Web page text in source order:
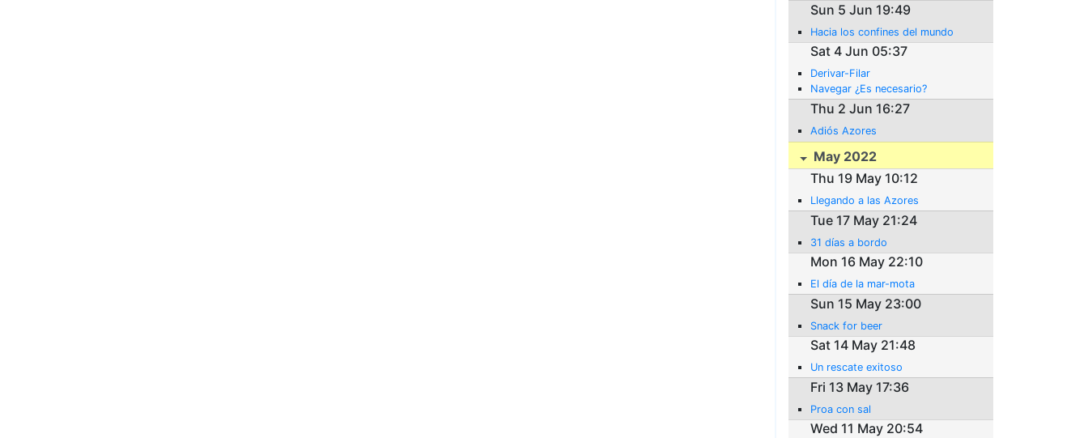
Sun 5 Jun 19:49
Hacia los confines del mundo
Sat 4 Jun 05:37
Derivar-Filar
Navegar ¿Es necesario?
Thu 2 Jun 16:27
Adiós Azores
May 2022
Thu 19 May 10:12
Llegando a las Azores
Tue 17 May 21:24
31 días a bordo
Mon 16 May 22:10
El día de la mar-mota
Sun 15 May 23:00
Snack for beer
Sat 14 May 21:48
Un rescate exitoso
Fri 13 May 17:36
Proa con sal
Wed 11 May 20:54